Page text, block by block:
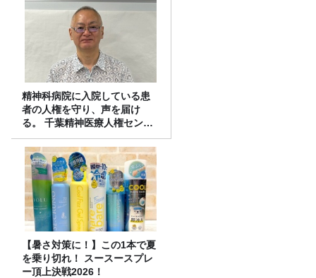
精神科病院に入院している患
者の人権を守り、声を届け
る。 千葉精神医療人権センタ
ーの取り組み
【暑さ対策に！】この1本で夏
を乗り切れ！ スースースプレ
ー頂上決戦2026！